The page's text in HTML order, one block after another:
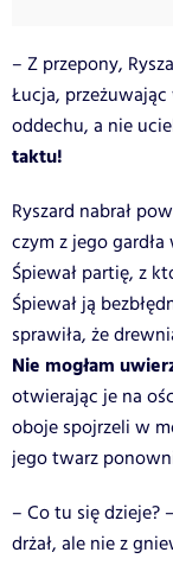
– Z przepony,
Łucja,
oddechu, a nie
taktu!
Ryszard nabrał
czym z jego
Śpiewał partię, z
Śpiewał ją
sprawiła, że
Nie mogłam
otwierając je na
oboje spojrzeli w
jego twarz
– Co tu się dzieje?
drżał, ale nie z